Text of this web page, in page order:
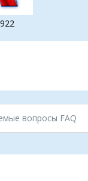
вопросы FAQ